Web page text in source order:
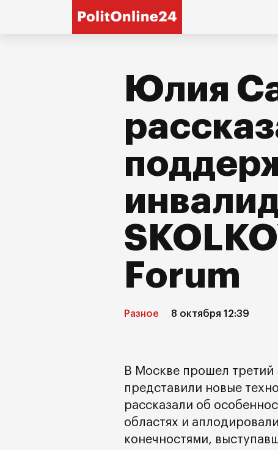
Юлия
Forum
Разное 8 октября 12:39
В Москве прошел третий
представили новые
рассказали об
областях и
конечностями,